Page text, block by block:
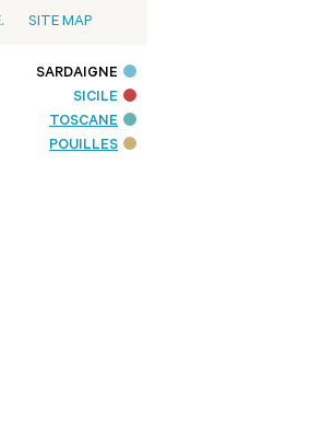
SITE MAP
SARDAIGNE
SICILE
TOSCANE
POUILLES